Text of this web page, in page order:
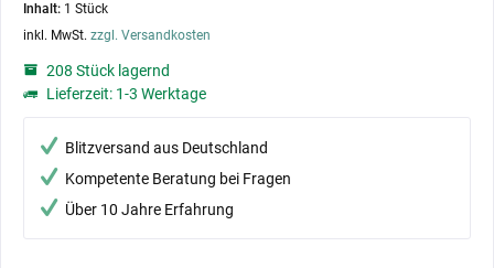
Inhalt: 1 Stück
inkl. MwSt. zzgl. Versandkosten
208 Stück lagernd
Lieferzeit: 1-3 Werktage
Blitzversand aus Deutschland
Kompetente Beratung bei Fragen
Über 10 Jahre Erfahrung